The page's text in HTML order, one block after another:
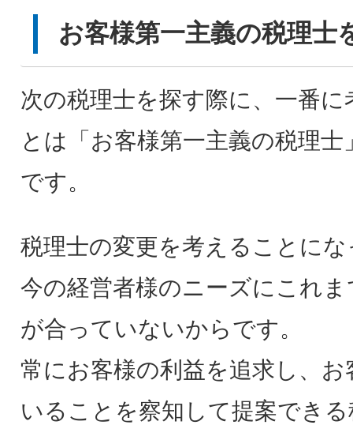
お客様第一主義の税理士
次の税理士を探す際に、一番に
とは「お客様第一主義の税理
です。
税理士の変更を考えることに
今の経営者様のニーズにこれ
が合っていないからです。
常にお客様の利益を追求し、
いることを察知して提案でき